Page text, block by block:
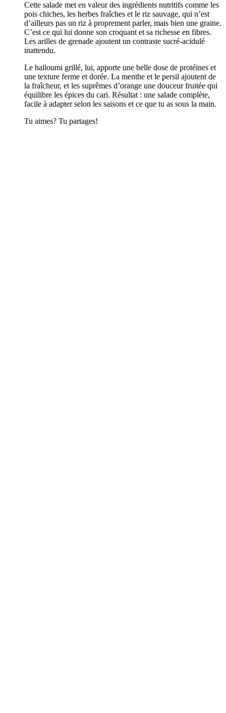
Cette salade met en valeur des ingrédients nutritifs comme les
pois chiches, les herbes fraîches et le riz sauvage, qui n’est
d’ailleurs pas un riz à proprement parler, mais bien une graine.
C’est ce qui lui donne son croquant et sa richesse en fibres.
Les arilles de grenade ajoutent un contraste sucré-acidulé
inattendu.
Le halloumi grillé, lui, apporte une belle dose de protéines et
une texture ferme et dorée. La menthe et le persil ajoutent de
la fraîcheur, et les suprêmes d’orange une douceur fruitée qui
équilibre les épices du cari. Résultat : une salade complète,
facile à adapter selon les saisons et ce que tu as sous la main.
Tu aimes? Tu partages!